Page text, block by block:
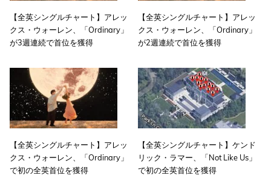
【全英シングルチャート】アレッ
クス・ウォーレン、「Ordinary」
が3週連続で首位を獲得
【全英シングルチャート】アレッ
クス・ウォーレン、「Ordinary」
が2週連続で首位を獲得
【全英シングルチャート】アレッ
クス・ウォーレン、「Ordinary」
で初の全英首位を獲得
【全英シングルチャート】ケンド
リック・ラマー、「Not Like Us」
で初の全英首位を獲得